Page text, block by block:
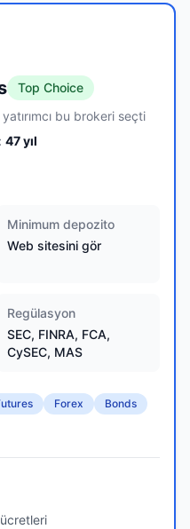
Top Choice
bu brokeri seçti
47yıl
Minimum depozito
Web sitesini gör
Regülasyon
SEC, FINRA, FCA,
CySEC, MAS
Forex
Bonds